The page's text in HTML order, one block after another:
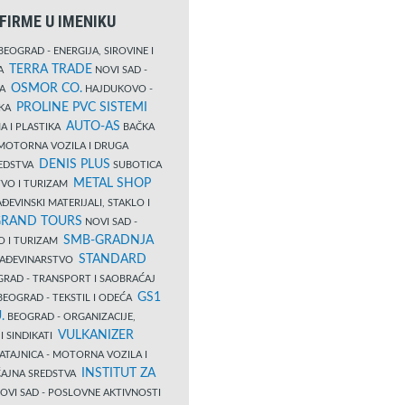
U IMENIKU
- ENERGIJA, SIROVINE I
TERRA TRADE NOVI SAD -
OSMOR CO.HAJDUKOVO -
PROLINE PVC SISTEMI
I PLASTIKA AUTO-AS BAČKA
VOZILA I DRUGA
DENIS PLUS SUBOTICA
I TURIZAM
METAL SHOP
MATERIJALI, STAKLO I
TOURS NOVI SAD -
I TURIZAM SMB-GRADNJA
STANDARD
- TRANSPORT I SAOBRAĆAJ
- TEKSTIL I ODEĆA GS1
BEOGRAD - ORGANIZACIJE,
SINDIKATI VULKANIZER
- MOTORNA VOZILA I
SREDSTVA
INSTITUT ZA
SAD - POSLOVNE AKTIVNOSTI